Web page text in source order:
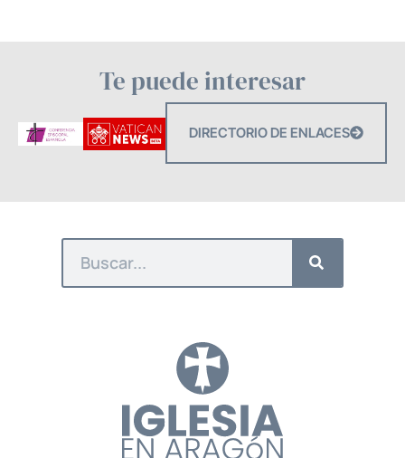
Te puede interesar
DIRECTORIO DE ENLACES